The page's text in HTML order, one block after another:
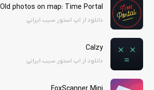
سیب ایرانی به‌صورت رایگان دانلود کنید.
Old photos on map: Time Portal
دانلود از اپ استور سیب ایرانی
Calzy
دانلود از اپ استور سیب ایرانی